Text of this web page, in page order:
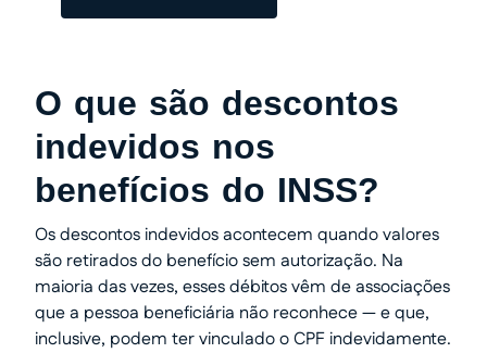
O que são descontos
indevidos nos
benefícios do INSS?
Os descontos indevidos acontecem quando valores
são retirados do benefício sem autorização. Na
maioria das vezes, esses débitos vêm de associações
que a pessoa beneficiária não reconhece — e que,
inclusive, podem ter vinculado o CPF indevidamente.